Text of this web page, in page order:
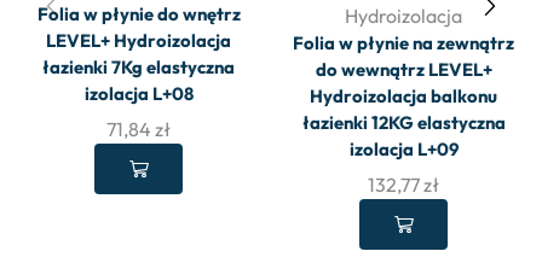
Folia w płynie do wnętrz
LEVEL+ Hydroizolacja
łazienki 7Kg elastyczna
izolacja L+08
71,84 zł
Hydroizolacja
Folia w płynie na zewnątrz
do wewnątrz LEVEL+
Hydroizolacja balkonu
łazienki 12KG elastyczna
izolacja L+09
132,77zł